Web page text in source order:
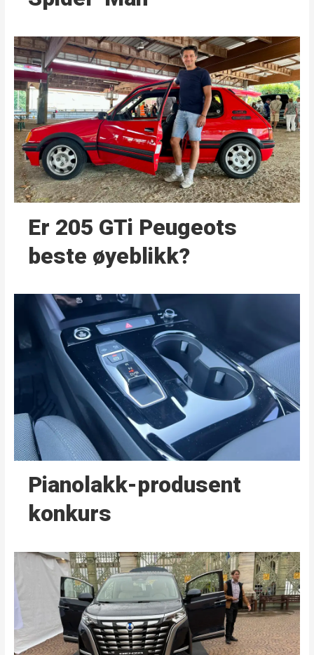
Er 205 GTi Peugeots
beste øyeblikk?
Pianolakk-produsent
konkurs